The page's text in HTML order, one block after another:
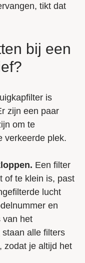
tikt dat
bij een
is
zijn een paar
om te
verkeerde plek.
Een filter
of te klein is, past
lucht
en
van het
staan alle filters
zodat je altijd het